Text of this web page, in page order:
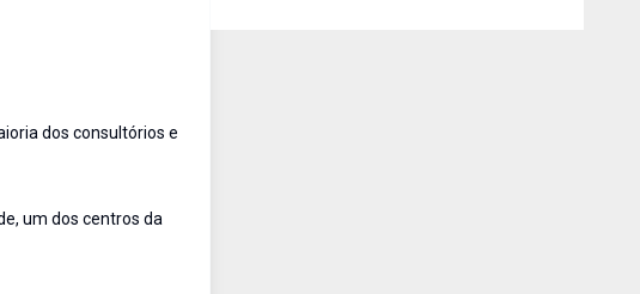
dos consultórios e
um dos centros da